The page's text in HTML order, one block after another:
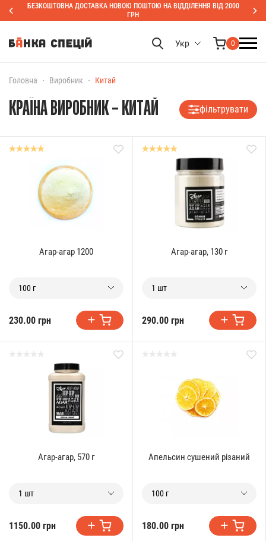
БЕЗКОШТОВНА ДОСТАВКА НОВОЮ ПОШТОЮ НА ВІДДІЛЕННЯ ВІД 2000
ГРН
Укр 0
Головна Виробник Китай
КРАЇНА ВИРОБНИК – КИТАЙ фільтрувати
Агар-агар 1200
100 г
230.00 грн
Агар-агар, 130 г
1 шт
290.00 грн
Агар-агар, 570 г
1 шт
1150.00 грн
Апельсин сушений різаний
100 г
180.00 грн